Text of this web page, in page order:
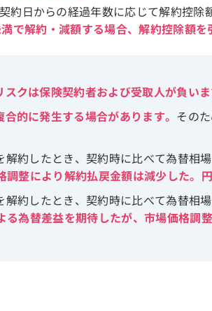
約日からの経過年数に応じて解約控除
で解約・減額する場合、解約控除額
スクは保険契約者および受取人が負いま
的に発生する場合があります。 その
解約したとき、契約時に比べて為替相
調整により解約払戻金額は減少した。
解約したとき、契約時に比べて為替相
る為替差益を期待したが、市場価格調